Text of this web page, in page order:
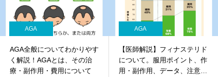
AGA
AGA全般についてわかりやす
く解説！AGAとは、その治
療・副作用・費用について
AGA
【医師解説】フィナステリド
について。服用ポイント、作
用・副作用、データ、注意点